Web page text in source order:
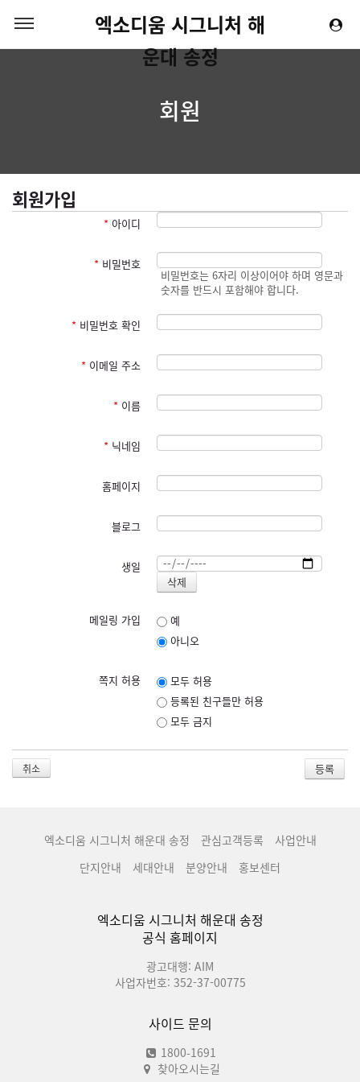
엑소디움 시그니처 해
운대 송정
회원
회원가입
* 아이디
* 비밀번호
비밀번호는 6자리 이상이어야 하며 영문과
숫자를 반드시 포함해야 합니다.
* 비밀번호 확인
* 이메일 주소
* 이름
* 닉네임
홈페이지
블로그
생일
메일링 가입
예
아니오
쪽지 허용
모두 허용
등록된 친구들만 허용
모두 금지
취소
엑소디움 시그니처 해운대 송정 관심고객등록
사업안내
단지안내
세대안내 분양안내 홍보센터
엑소디움 시그니처 해운대 송정
공식 홈페이지
광고대행: AIM
사업자번호: 352-37-00775
사이드 문의
1800-1691
찾아오시는길